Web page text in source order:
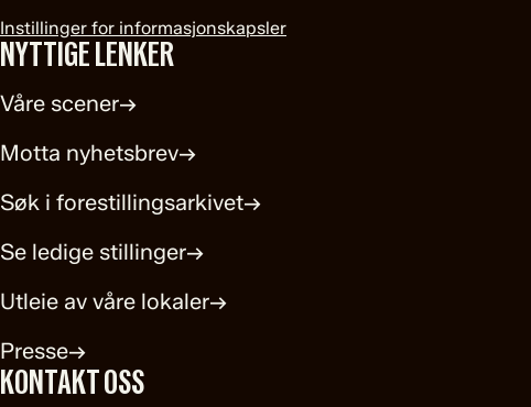
Instillinger for informasjonskapsler
NYTTIGE LENKER
Våre scener→
Motta nyhetsbrev→
Søk i forestillingsarkivet→
Se ledige stillinger→
Utleie av våre lokaler→
Presse→
KONTAKT OSS